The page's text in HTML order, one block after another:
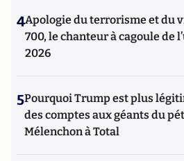
4Apologie du terrorisme et du
700, le chanteur à cagoule de
2026
5Pourquoi Trump est plus
des comptes aux géants du
Mélenchon à Total